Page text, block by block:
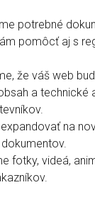
potrebné
pomôcť aj s
že váš web
a technické
na
fotky, videá,